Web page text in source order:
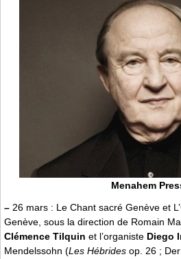
Menahem
– 26 mars : Le Chant sacré Genève et
Genève, sous la direction de Romain
Clémence Tilquin et l’organiste Diego
Mendelssohn (Les Hébrides op. 26 ;